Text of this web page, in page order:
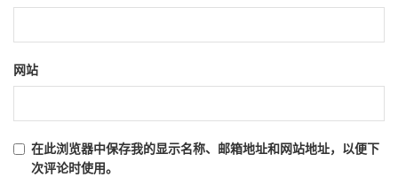
网站
在此浏览器中保存我的显示名称、邮箱地址和网站地址，以便下
次评论时使用。